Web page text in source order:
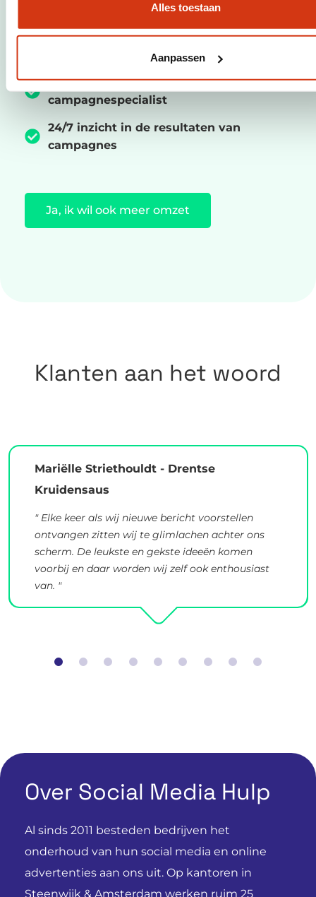
Alles toestaan
Aanpassen
Meer verkopen in jouw winkel of
webshop
Agenda gevuld met gloeiend hete leads
Jouw eigen persoonlijke
campagnespecialist
24/7 inzicht in de resultaten van
campagnes
Ja, ik wil ook meer omzet
Klanten aan het woord
Mariëlle Striethouldt - Drentse
Kruidensaus
" Elke keer als wij nieuwe bericht voorstellen
ontvangen zitten wij te glimlachen achter ons
scherm. De leukste en gekste ideeën komen
voorbij en daar worden wij zelf ook enthousiast
van. "
Over Social Media Hulp
Al sinds 2011 besteden bedrijven het
onderhoud van hun social media en online
advertenties aan ons uit. Op kantoren in
Steenwijk & Amsterdam werken ruim 25